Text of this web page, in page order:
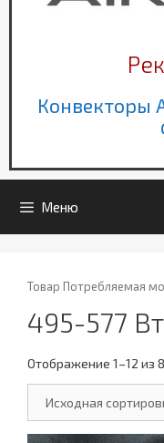
Конвекторы
Меню
Товар Потребляемая
495-577 Вт
Отображение 1–12 из